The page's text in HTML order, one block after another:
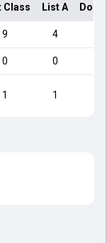
Class List A
9 4
0 0
1 1